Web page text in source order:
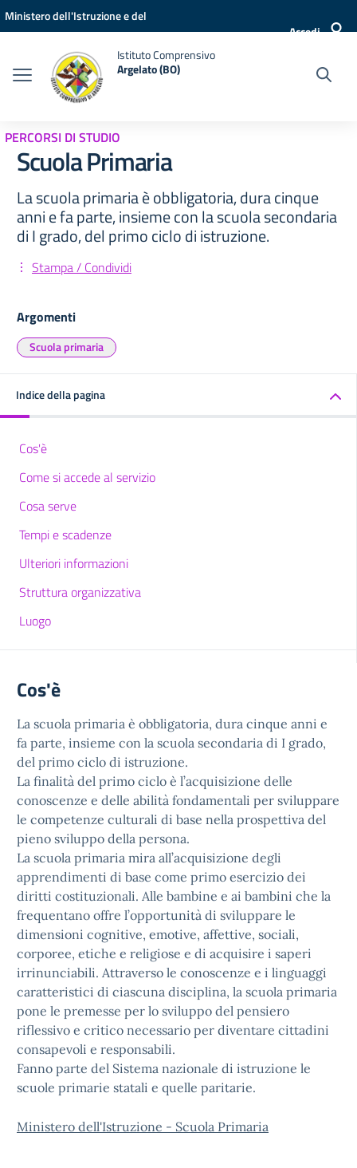
Vai ai contenuti
Vai al menu di navigazione
Vai al footer
Ministero dell'Istruzione e del
Accedi
Istituto Comprensivo
Argelato (BO)
PERCORSI DI STUDIO
Scuola Primaria
La scuola primaria è obbligatoria, dura cinque
anni e fa parte, insieme con la scuola secondaria
di I grado, del primo ciclo di istruzione.
Stampa / Condividi
Argomenti
Scuola primaria
Indice della pagina
Cos'è
Come si accede al servizio
Cosa serve
Tempi e scadenze
Ulteriori informazioni
Struttura organizzativa
Luogo
Cos'è
La scuola primaria è obbligatoria, dura cinque anni e
fa parte, insieme con la scuola secondaria di I grado,
del primo ciclo di istruzione.
La finalità del primo ciclo è l’acquisizione delle
conoscenze e delle abilità fondamentali per sviluppare
le competenze culturali di base nella prospettiva del
pieno sviluppo della persona.
La scuola primaria mira all’acquisizione degli
apprendimenti di base come primo esercizio dei
diritti costituzionali. Alle bambine e ai bambini che la
frequentano offre l’opportunità di sviluppare le
dimensioni cognitive, emotive, affettive, sociali,
corporee, etiche e religiose e di acquisire i saperi
irrinunciabili. Attraverso le conoscenze e i linguaggi
caratteristici di ciascuna disciplina, la scuola primaria
pone le premesse per lo sviluppo del pensiero
riflessivo e critico necessario per diventare cittadini
consapevoli e responsabili.
Fanno parte del Sistema nazionale di istruzione le
scuole primarie statali e quelle paritarie.
Ministero dell'Istruzione - Scuola Primaria